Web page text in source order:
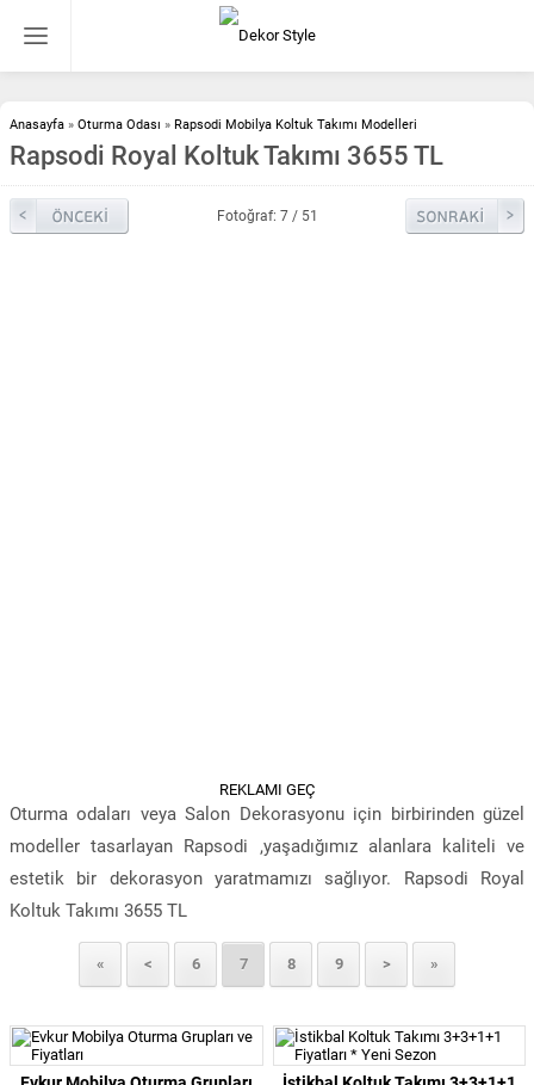
Anasayfa » Oturma Odası » Rapsodi Mobilya Koltuk Takımı Modelleri
Rapsodi Royal Koltuk Takımı 3655 TL
Fotoğraf: 7 / 51
REKLAMI GEÇ
Oturma odaları veya Salon Dekorasyonu için birbirinden güzel
modeller tasarlayan Rapsodi ,yaşadığımız alanlara kaliteli ve
estetik bir dekorasyon yaratmamızı sağlıyor. Rapsodi Royal
Koltuk Takımı 3655 TL
« < 6 7 8 9 > »